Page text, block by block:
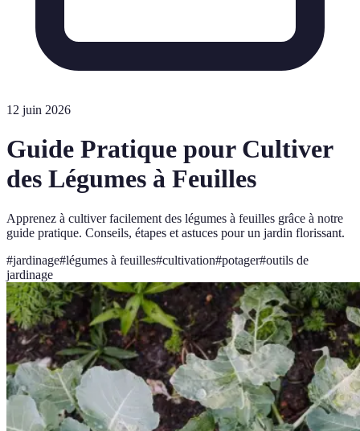
12 juin 2026
Guide Pratique pour Cultiver
des Légumes à Feuilles
Apprenez à cultiver facilement des légumes à feuilles grâce à notre
guide pratique. Conseils, étapes et astuces pour un jardin florissant.
#jardinage#légumes à feuilles#cultivation#potager#outils de
jardinage